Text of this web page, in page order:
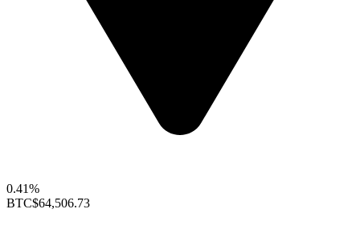
0.41%
BTC$64,506.73